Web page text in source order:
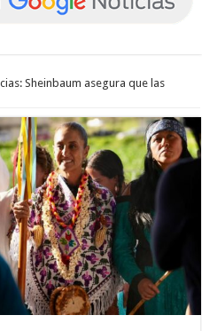
Sheinbaum asegura que las